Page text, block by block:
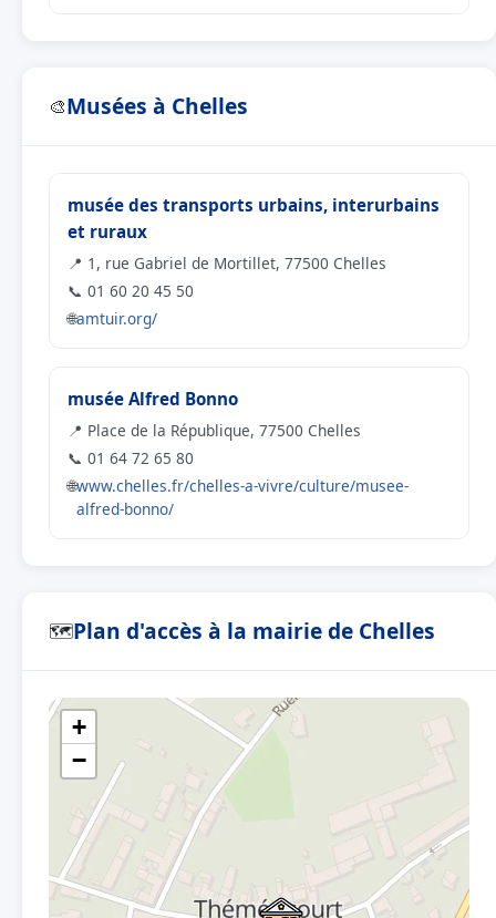
🎨Musées à Chelles
musée des transports urbains, interurbains
et ruraux
📍 1, rue Gabriel de Mortillet, 77500 Chelles
📞 01 60 20 45 50
🌐amtuir.org/
musée Alfred Bonno
📍 Place de la République, 77500 Chelles
📞 01 64 72 65 80
🌐www.chelles.fr/chelles-a-vivre/culture/musee-
alfred-bonno/
🗺Plan d'accès à la mairie de Chelles
+
−